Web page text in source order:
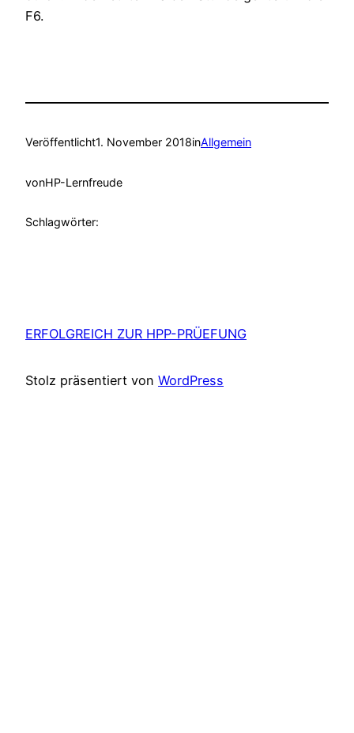
F6.
Veröffentlicht1. November 2018inAllgemein
vonHP-Lernfreude
Schlagwörter:
ERFOLGREICH ZUR HPP-PRÜEFUNG
Stolz präsentiert von WordPress